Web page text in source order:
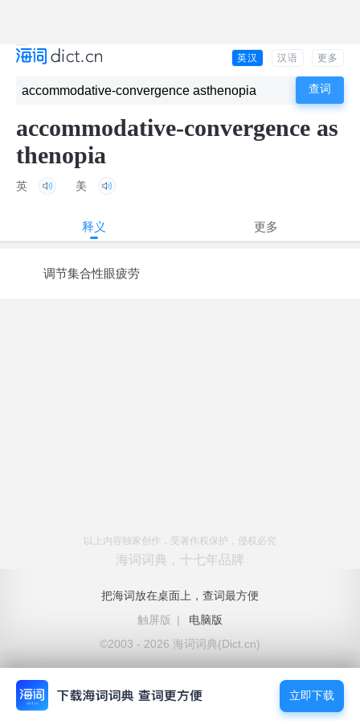
英汉 汉语 更多
accommodative-convergence as
thenopia
英 美
释义 更多
调节集合性眼疲劳
以上内容独家创作，受著作权保护，侵权必究
海词词典，十七年品牌
把海词放在桌面上，查词最方便
触屏版
|
电脑版
©2003 - 2026 海词词典(Dict.cn)
立即下载
立即下载